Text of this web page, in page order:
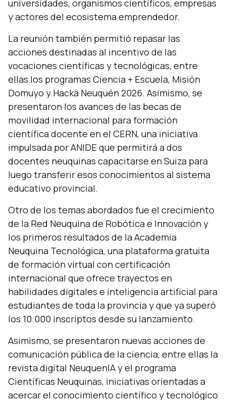
universidades, organismos científicos, empresas
y actores del ecosistema emprendedor.
La reunión también permitió repasar las
acciones destinadas al incentivo de las
vocaciones científicas y tecnológicas, entre
ellas los programas Ciencia + Escuela, Misión
Domuyo y Hacka Neuquén 2026. Asimismo, se
presentaron los avances de las becas de
movilidad internacional para formación
científica docente en el CERN, una iniciativa
impulsada por ANIDE que permitirá a dos
docentes neuquinas capacitarse en Suiza para
luego transferir esos conocimientos al sistema
educativo provincial.
Otro de los temas abordados fue el crecimiento
de la Red Neuquina de Robótica e Innovación y
los primeros resultados de la Academia
Neuquina Tecnológica, una plataforma gratuita
de formación virtual con certificación
internacional que ofrece trayectos en
habilidades digitales e inteligencia artificial para
estudiantes de toda la provincia y que ya superó
los 10.000 inscriptos desde su lanzamiento.
Asimismo, se presentaron nuevas acciones de
comunicación pública de la ciencia, entre ellas la
revista digital NeuquenIA y el programa
Científicas Neuquinas, iniciativas orientadas a
acercar el conocimiento científico y tecnológico